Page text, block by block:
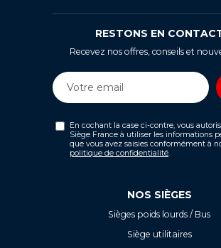
RESTONS EN
Recevez nos offres, conseils et
En cochant la case ci-contre, vous
Siège France à utiliser les informations
que vous avez saisies conformément à
politique de confidentialité.
NOS SIÈGES
Sièges poids lourds / Bus
Siège utilitaires